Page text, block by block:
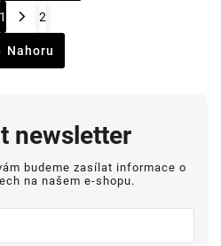
1 2
Nahoru
newsletter
budeme zasílat informace o
na našem e-shopu.